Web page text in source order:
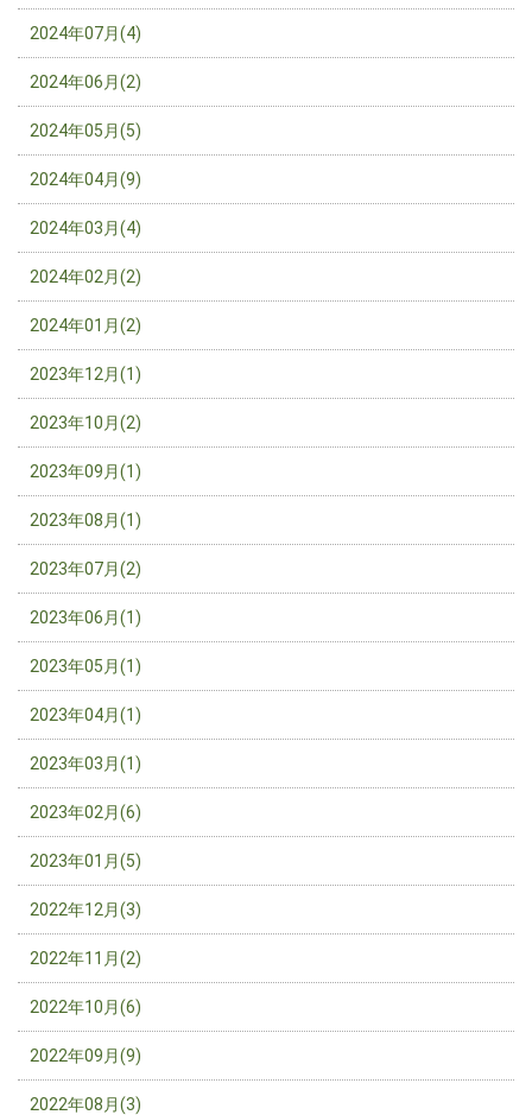
2024年07月(4)
2024年06月(2)
2024年05月(5)
2024年04月(9)
2024年03月(4)
2024年02月(2)
2024年01月(2)
2023年12月(1)
2023年10月(2)
2023年09月(1)
2023年08月(1)
2023年07月(2)
2023年06月(1)
2023年05月(1)
2023年04月(1)
2023年03月(1)
2023年02月(6)
2023年01月(5)
2022年12月(3)
2022年11月(2)
2022年10月(6)
2022年09月(9)
2022年08月(3)